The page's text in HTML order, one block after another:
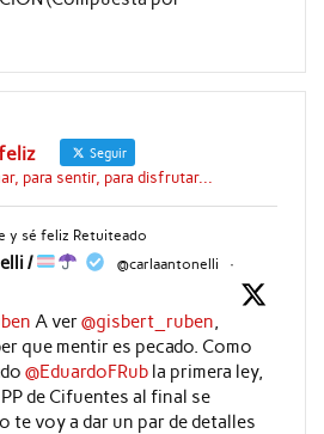
Seguir
para sentir, para disfrutar...
y sé feliz Retuiteado
/ @carlaantonelli
·
A ver@gisbert_ruben,
que mentir es pecado. Como
@EduardoFRubla primera ley,
de Cifuentes al final se
te voy a dar un par de detalles